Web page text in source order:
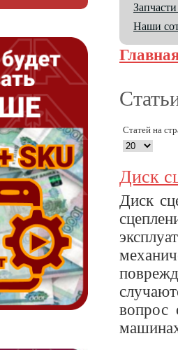
Наши
Статей на
Диск
Диск
вопрос